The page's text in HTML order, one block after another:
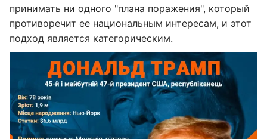
принимать ни одного "плана поражения", который
противоречит ее национальным интересам, и этот
подход является категорическим.